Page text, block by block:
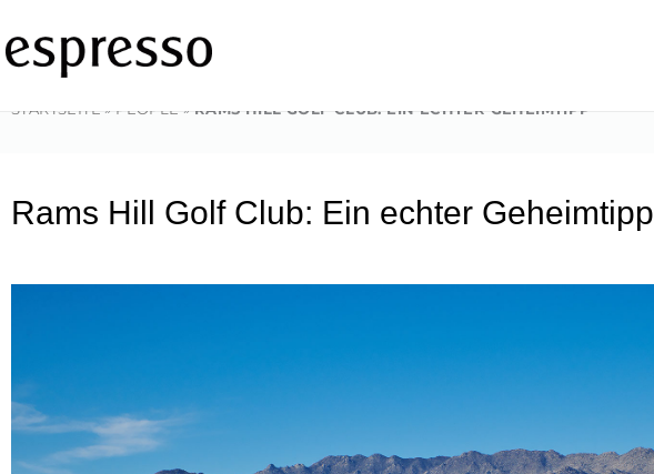
Inhalt
springen
STARTSEITE » PEOPLE » RAMS HILL GOLF CLUB: EIN ECHTER GEHEIMTIPP
Rams Hill Golf Club: Ein echter Geheimtipp